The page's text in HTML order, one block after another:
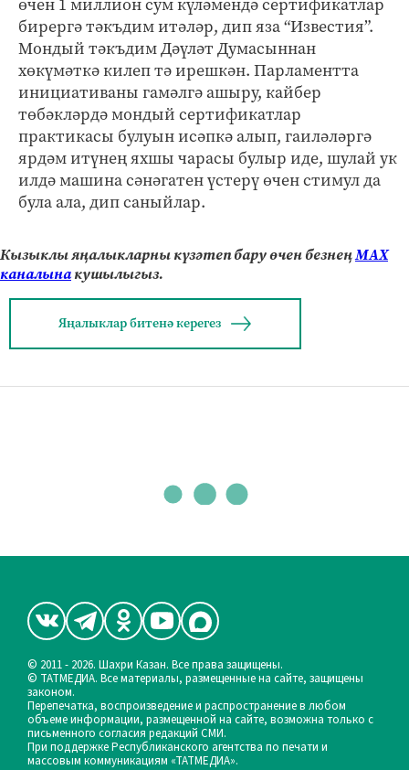
бирергә тәкъдим итәләр, дип яза “Известия”.
Мондый тәкъдим Дәүләт Думасыннан
хөкүмәткә килеп тә ирешкән. Парламентта
инициативаны гамәлгә ашыру, кайбер
төбәкләрдә мондый сертификатлар
практикасы булуын исәпкә алып, гаиләләргә
ярдәм итүнең яхшы чарасы булыр иде, шулай ук
илдә машина сәнәгатен үстерү өчен стимул да
була ала, дип саныйлар.
Кызыклы яңалыкларны күзәтеп бару өчен безнеңМАХ
каналынакушылыгыз.
Яңалыклар битенә керегез
© 2011 - 2026. Шахри Казан. Все права защищены.
© ТАТМЕДИА. Все материалы, размещенные на сайте, защищены
законом.
Перепечатка, воспроизведение и распространение в любом
объеме информации, размещенной на сайте, возможна только с
письменного согласия редакций СМИ.
При поддержке Республиканского агентства по печати и
массовым коммуникациям «ТАТМЕДИА».